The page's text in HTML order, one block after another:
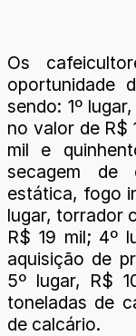
Os
oportunidade
sendo: 1º
no valor de R$
mil e
secagem de
estática, fogo
lugar, torrador
R$ 19 mil; 4º
aquisição de
5º lugar, R$
toneladas de
de calcário.